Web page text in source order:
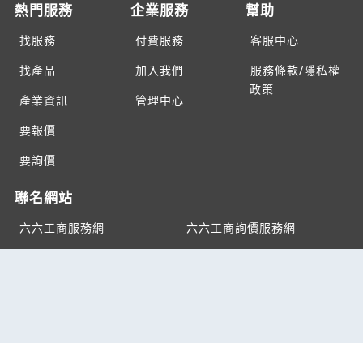
熱門服務
找服務
找產品
產業資訊
要報價
要詢價
企業服務
付費服務
加入我們
管理中心
幫助
客服中心
服務條款/隱私權
政策
聯名網站
六六工商服務網
六六工商詢價服務網